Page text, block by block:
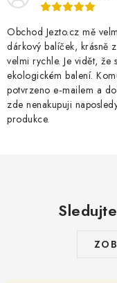
Obchod Jezto.cz mě
dárkový balíček, krásně
velmi rychle. Je vidět, že
ekologickém balení.
potvrzeno e‑mailem a
zde nenakupuji
produkce.